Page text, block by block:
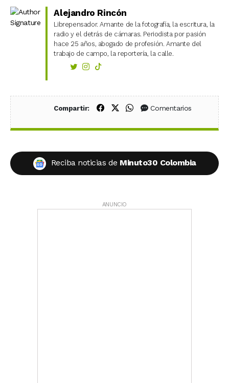
Alejandro Rincón
Librepensador. Amante de la fotografía, la escritura, la
radio y el detrás de cámaras. Periodista por pasión
hace 25 años, abogado de profesión. Amante del
trabajo de campo, la reportería, la calle.
Compartir: Compartir en Facebook
Compartir en X (Twitter)
Compartir en WhatsApp
Comentarios
Reciba noticias de Minuto30 Colombia
ANUNCIO